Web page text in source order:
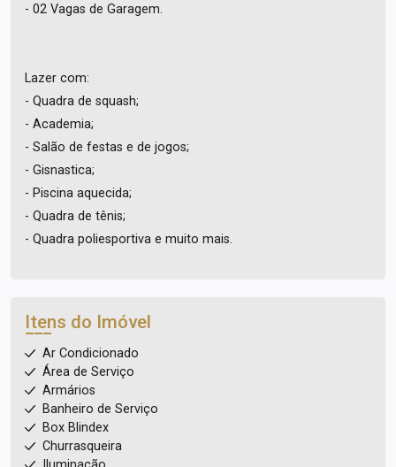
- 02 Vagas de Garagem.
Lazer com:
- Quadra de squash;
- Academia;
- Salão de festas e de jogos;
- Gisnastica;
- Piscina aquecida;
- Quadra de tênis;
- Quadra poliesportiva e muito mais.
Itens do Imóvel
Ar Condicionado
Área de Serviço
Armários
Banheiro de Serviço
Box Blindex
Churrasqueira